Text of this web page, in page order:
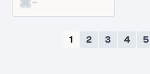
1 2 3 4 5